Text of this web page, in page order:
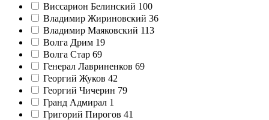
Виссарион Белинский 100
Владимир Жириновский 36
Владимир Маяковский 113
Волга Дрим 19
Волга Стар 69
Генерал Лавриненков 69
Георгий Жуков 42
Георгий Чичерин 79
Гранд Адмирал 1
Григорий Пирогов 41